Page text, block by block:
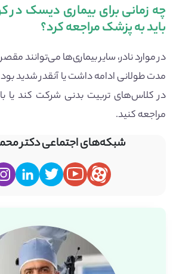
چه زمانی برای بیماری دیسک در
باید به پزشک مراجعه کرد؟
در موارد نادر، سایر بیماری‌ها می‌توانند
مدت طولانی ادامه داشت یا آنقدر شدید
در کلاس‌های تربیت بدنی شرکت کند یا
مراجعه کنید.
شبکه‌های اجتماعی دکتر